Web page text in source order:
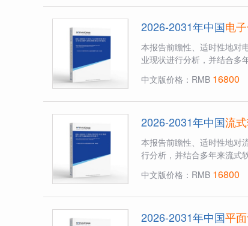
2026-2031年中国电
本报告前瞻性、适时性地对
业现状进行分析，并结合多
中文版价格：RMB 16800
2026-2031年中国流
本报告前瞻性、适时性地对
行分析，并结合多年来流式
中文版价格：RMB 16800
2026-2031年中国平